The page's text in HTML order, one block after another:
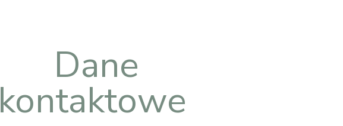
Dane
kontaktowe